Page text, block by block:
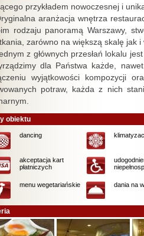
przykładem nowoczesnej i
aranżacja wnętrza
rodzaju panoramą Warszawy,
zarówno na większą skalę jak
z głównych przesłań lokalu
dla Państwa każde,
wyjątkowości kompozycji
potraw, każda z nich
obiektu
dancing
akceptacja kart
płatniczych
menu wegetariańskie dania na